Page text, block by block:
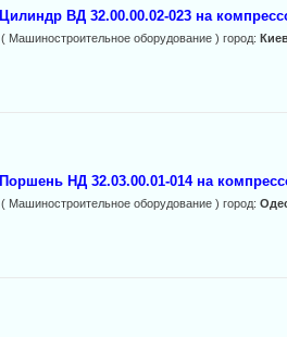
Цилиндр ВД 32.00.00.02-023 на
( Машиностроительное оборудование ) город:
Поршень НД 32.03.00.01-014 на
( Машиностроительное оборудование ) город: